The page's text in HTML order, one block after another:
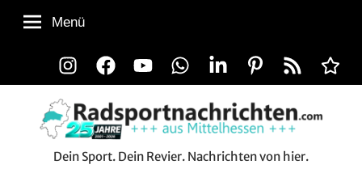
Zum
Inhalt
InstagramFacebookYouTubeWhatsAppLinkedInPinterest
RSS-
Feed
Alle
Menü
Dein Sport. Dein Revier. Nachrichten von hier.